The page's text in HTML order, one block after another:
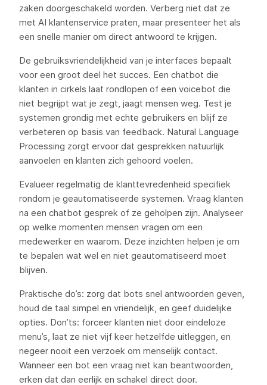
zaken doorgeschakeld worden. Verberg niet dat ze
met AI klantenservice praten, maar presenteer het als
een snelle manier om direct antwoord te krijgen.
De gebruiksvriendelijkheid van je interfaces bepaalt
voor een groot deel het succes. Een chatbot die
klanten in cirkels laat rondlopen of een voicebot die
niet begrijpt wat je zegt, jaagt mensen weg. Test je
systemen grondig met echte gebruikers en blijf ze
verbeteren op basis van feedback. Natural Language
Processing zorgt ervoor dat gesprekken natuurlijk
aanvoelen en klanten zich gehoord voelen.
Evalueer regelmatig de klanttevredenheid specifiek
rondom je geautomatiseerde systemen. Vraag klanten
na een chatbot gesprek of ze geholpen zijn. Analyseer
op welke momenten mensen vragen om een
medewerker en waarom. Deze inzichten helpen je om
te bepalen wat wel en niet geautomatiseerd moet
blijven.
Praktische do’s: zorg dat bots snel antwoorden geven,
houd de taal simpel en vriendelijk, en geef duidelijke
opties. Don’ts: forceer klanten niet door eindeloze
menu’s, laat ze niet vijf keer hetzelfde uitleggen, en
negeer nooit een verzoek om menselijk contact.
Wanneer een bot een vraag niet kan beantwoorden,
erken dat dan eerlijk en schakel direct door.